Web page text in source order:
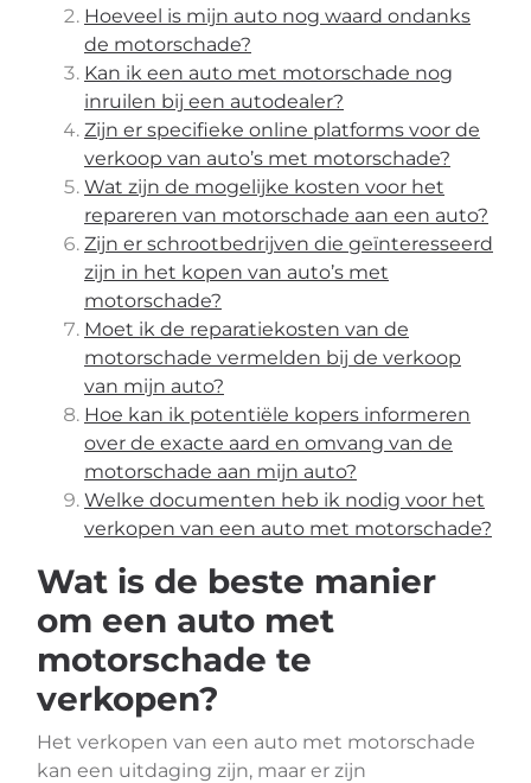
Hoeveel is mijn auto nog waard ondanks
de motorschade?
Kan ik een auto met motorschade nog
inruilen bij een autodealer?
Zijn er specifieke online platforms voor de
verkoop van auto’s met motorschade?
Wat zijn de mogelijke kosten voor het
repareren van motorschade aan een auto?
Zijn er schrootbedrijven die geïnteresseerd
zijn in het kopen van auto’s met
motorschade?
Moet ik de reparatiekosten van de
motorschade vermelden bij de verkoop
van mijn auto?
Hoe kan ik potentiële kopers informeren
over de exacte aard en omvang van de
motorschade aan mijn auto?
Welke documenten heb ik nodig voor het
verkopen van een auto met motorschade?
Wat is de beste manier
om een auto met
motorschade te
verkopen?
Het verkopen van een auto met motorschade
kan een uitdaging zijn, maar er zijn